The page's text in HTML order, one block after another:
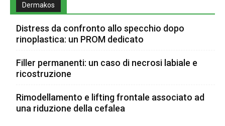
Dermakos
Distress da confronto allo specchio dopo
rinoplastica: un PROM dedicato
Filler permanenti: un caso di necrosi labiale e
ricostruzione
Rimodellamento e lifting frontale associato ad
una riduzione della cefalea